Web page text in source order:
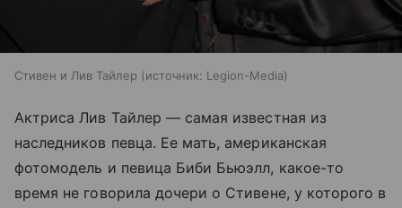
Стивен и Лив Тайлер источник: Legion-Media
Актриса Лив Тайлер — самая известная из
наследников певца. Ее мать, американская
фотомодель и певица Биби Бьюэлл, какое-то
время не говорила дочери о Стивене, у которого в